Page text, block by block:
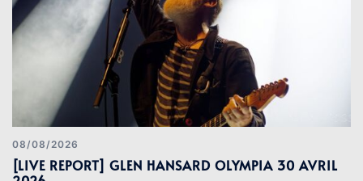
08/08/2026
[LIVE REPORT] GLEN HANSARD OLYMPIA 30 AVRIL